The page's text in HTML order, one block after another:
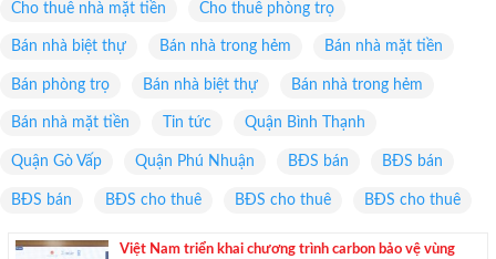
Cho thuê nhà mặt tiền Cho thuê phòng trọ
Bán nhà biệt thự Bán nhà trong hẻm Bán nhà mặt tiền
Bán phòng trọ Bán nhà biệt thự Bán nhà trong hẻm
Bán nhà mặt tiền Tin tức Quận Bình Thạnh
Quận Gò Vấp Quận Phú Nhuận BĐS bán BĐS bán
BĐS bán BĐS cho thuê BĐS cho thuê BĐS cho thuê
Việt Nam triển khai chương trình carbon bảo vệ vùng